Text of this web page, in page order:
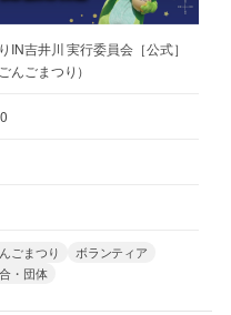
IN吉井川 実行委員会［公式］
んごまつり）
ごまつり
ボランティア
・団体